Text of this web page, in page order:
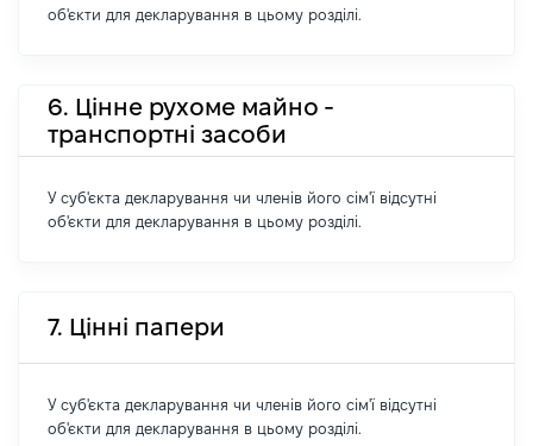
об'єкти для декларування в цьому розділі.
6. Цінне рухоме майно -
транспортні засоби
У суб'єкта декларування чи членів його сім'ї відсутні
об'єкти для декларування в цьому розділі.
7. Цінні папери
У суб'єкта декларування чи членів його сім'ї відсутні
об'єкти для декларування в цьому розділі.